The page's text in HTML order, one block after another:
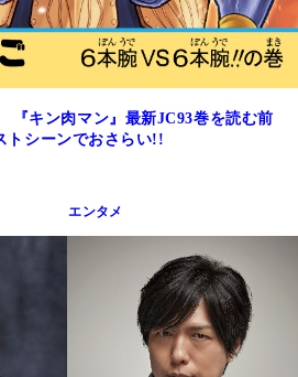
キン肉マン』最新JC93巻を読む前
トシーンでおさらい!!
エンタメ